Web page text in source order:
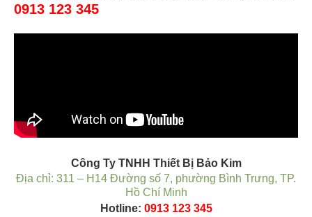
0913 123 345
Công Ty TNHH Thiết Bị Bảo Kim
Địa chỉ: 311 – H14 Đường số 7, phường Bình Trưng, TP.
Hồ Chí Minh
Hotline: 0913 123 345